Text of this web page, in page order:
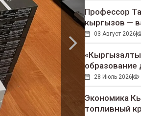
Профессор
кыргызов —
03 Август 2026
28 Июль 2026
Экономика
топливный